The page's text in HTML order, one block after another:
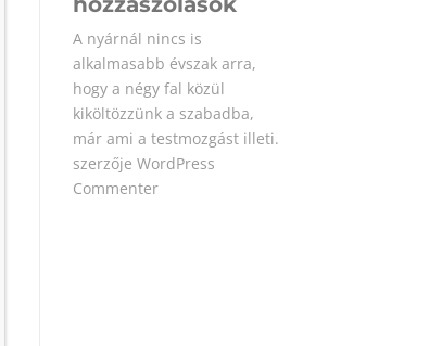
A nyárnál nincs is
alkalmasabb évszak arra,
hogy a négy fal közül
kiköltözzünk a szabadba,
már ami a testmozgást illeti.
szerzőjeWordPress
Commenter